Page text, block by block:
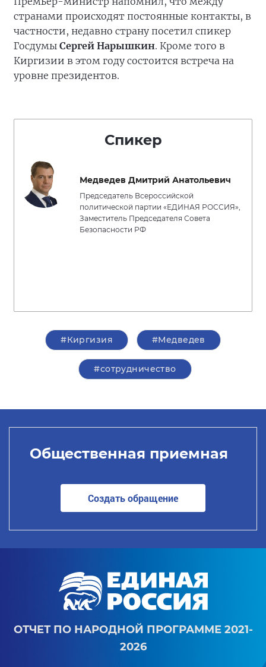
странами происходят постоянные контакты, в
частности, недавно страну посетил спикер
Госдумы Сергей Нарышкин. Кроме того в
Киргизии в этом году состоится встреча на
уровне президентов.
Спикер
Медведев Дмитрий Анатольевич
Председатель Всероссийской
политической партии «ЕДИНАЯ РОССИЯ»,
Заместитель Председателя Совета
Безопасности РФ
#Киргизия #Медведев
#сотрудничество
Общественная приемная
Создать обращение
ОТЧЕТ ПО НАРОДНОЙ ПРОГРАММЕ 2021-
2026